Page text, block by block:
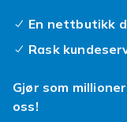
En nettbutikk
Rask
Gjør som
oss!